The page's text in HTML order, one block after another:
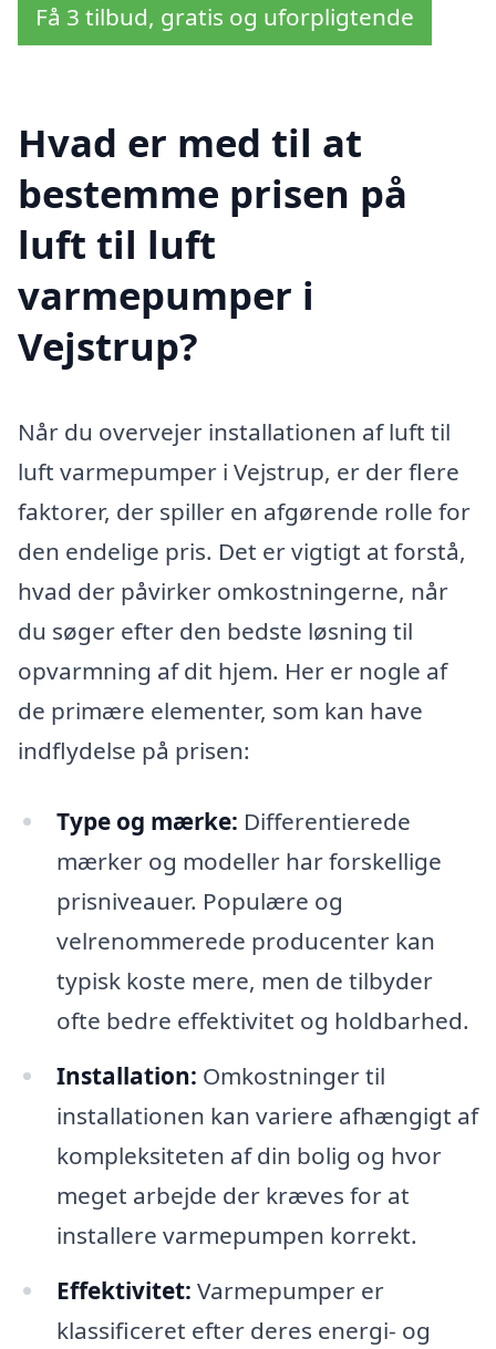
Få 3 tilbud, gratis og uforpligtende
Hvad er med til at
bestemme prisen på
luft til luft
varmepumper i
Vejstrup?
Når du overvejer installationen af luft til
luft varmepumper i Vejstrup, er der flere
faktorer, der spiller en afgørende rolle for
den endelige pris. Det er vigtigt at forstå,
hvad der påvirker omkostningerne, når
du søger efter den bedste løsning til
opvarmning af dit hjem. Her er nogle af
de primære elementer, som kan have
indflydelse på prisen:
Type og mærke: Differentierede
mærker og modeller har forskellige
prisniveauer. Populære og
velrenommerede producenter kan
typisk koste mere, men de tilbyder
ofte bedre effektivitet og holdbarhed.
Installation: Omkostninger til
installationen kan variere afhængigt af
kompleksiteten af din bolig og hvor
meget arbejde der kræves for at
installere varmepumpen korrekt.
Effektivitet: Varmepumper er
klassificeret efter deres energi- og